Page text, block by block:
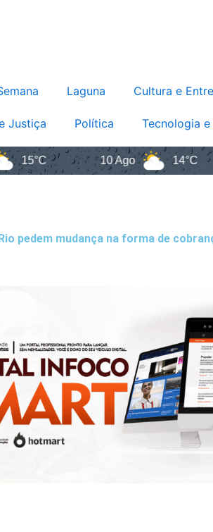
Laguna Cultura e
Justiça Política Tecnologia
10 Ago 14°C
pedem mudança na forma de